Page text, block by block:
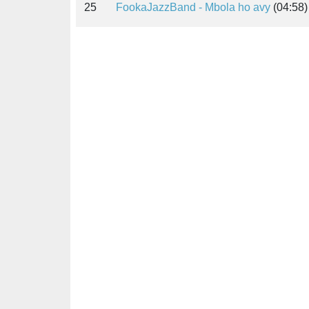
25 FookaJazzBand - Mbola ho avy (04:58)